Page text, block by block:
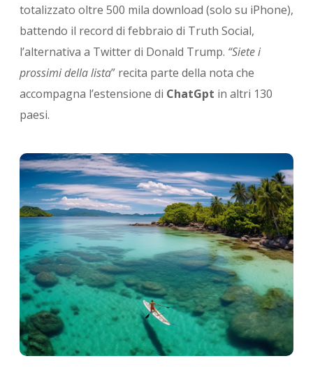
totalizzato oltre 500 mila download (solo su iPhone),
battendo il record di febbraio di Truth Social,
l’alternativa a Twitter di Donald Trump. “Siete i
prossimi della lista” recita parte della nota che
accompagna l’estensione di ChatGpt in altri 130
paesi.